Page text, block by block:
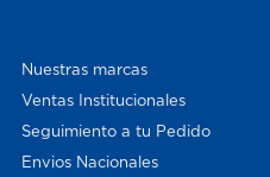
Nuestras marcas
Ventas Institucionales
Seguimiento a tu Pedido
Envios Nacionales